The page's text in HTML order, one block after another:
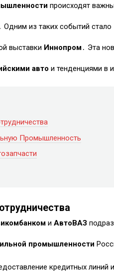
происходят
․ Одним из таких событий
выставки Иннопром․ Эта
авто и тенденциями в
Промышленность
и АвтоВАЗ
промышленности
кредитных